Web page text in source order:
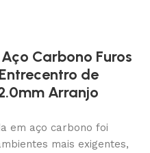
Carbono Furos
de
Arranjo
em aço carbono foi
mais exigentes,